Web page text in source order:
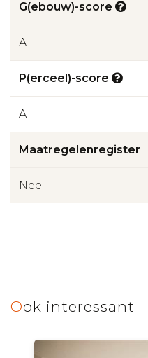
G(ebouw)-score
A
P(erceel)-score
A
Maatregelenregister
Nee
Ook interessant